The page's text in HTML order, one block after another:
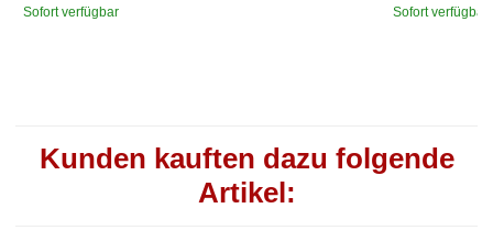
Sofort verfügbar Sofort verfügbar
Kunden kauften dazu folgende
Artikel: